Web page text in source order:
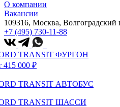
О компании
Вакансии
109316, Москва, Волгоградский
+7 (495) 730-11-88
TRANSIT ФУРГОН
415 000 ₽
TRANSIT АВТОБУС
TRANSIT ШАССИ